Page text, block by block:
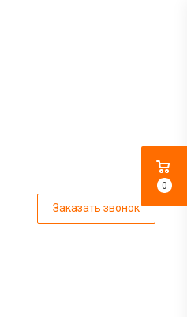
Заказать звонок
0